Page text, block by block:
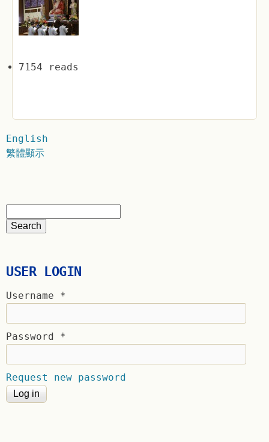
7154 reads
English
繁體顯示
USER LOGIN
Username *
Password *
Request new password